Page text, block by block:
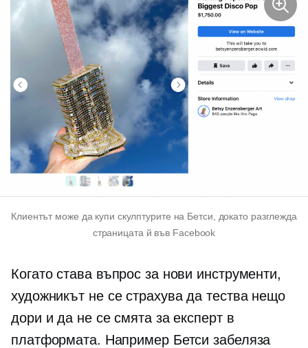
Клиентът може да купи скулптурите на Бетси, докато разглежда
страницата й във Facebook
Когато става въпрос за нови инструменти,
художникът не се страхува да тества нещо
дори и да не се смята за експерт в
платформата. Например Бетси забеляза